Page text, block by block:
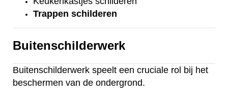
Trappen schilderen
Buitenschilderwerk
Buitenschilderwerk speelt een cruciale rol bij het
beschermen van de ondergrond.